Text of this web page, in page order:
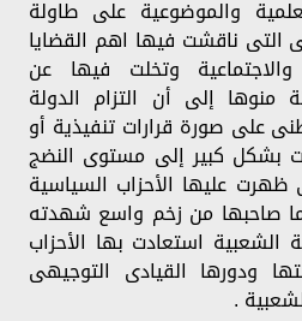
والموضوعية على طاولة
التى ناقشت فيها اهم القضايا
والاجتماعية وتخلت فيها عن
منوها إلى أن التزام الدولة
على صورة قرارات تنفيذية أو
بشكل كبير إلى مستوى النضج
ظهرت عليها الأحزاب السياسية
بما صاحبها من زخم واسع شهدته
الشعبية استعادت بها الأحزاب
ودورها القيادى التوجيهى
.